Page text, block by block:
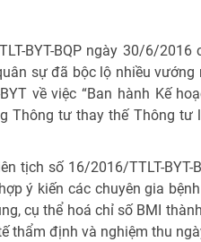
BYT-BQP ngày 30/6/2016
sự đã bộc lộ nhiều vướng
về việc “Ban hành Kế
Thông tư thay thế Thông tư
tịch số 16/2016/TTLT-BYT-
ý kiến các chuyên gia
cụ thể hoá chỉ số BMI
thẩm định và nghiệm thu